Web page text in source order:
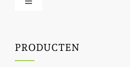
Toggle
Houtbewerking
PRODUCTEN